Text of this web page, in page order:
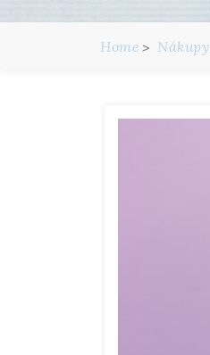
Home Nákupy